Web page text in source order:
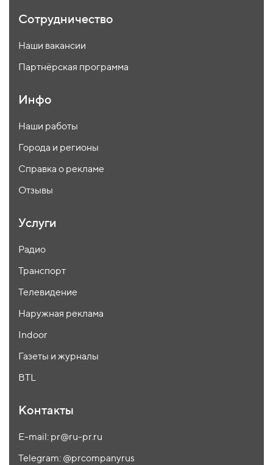
Сотрудничество
Наши вакансии
Партнёрская программа
Инфо
Наши работы
Города и регионы
Справка о рекламе
Отзывы
Услуги
Радио
Транспорт
Телевидение
Наружная реклама
Indoor
Газеты и журналы
BTL
Контакты
E-mail: pr@ru-pr.ru
Telegram: @prcompanyrus